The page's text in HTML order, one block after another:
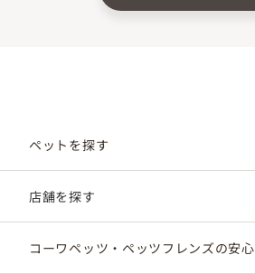
ペットを探す
店舗を探す
コーワペッツ・ペッツフレンズの安心